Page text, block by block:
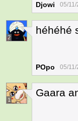
Djowi 05/11/
2
héhéhé
POpo 05/11/
1
Gaara